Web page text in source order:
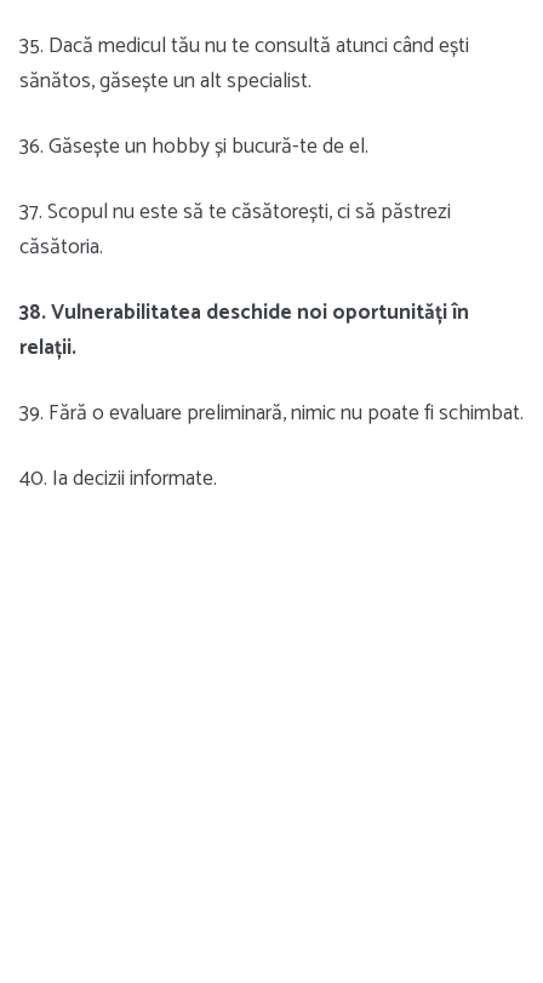
35. Dacă medicul tău nu te consultă atunci când ești
sănătos, găsește un alt specialist.
36. Găsește un hobby și bucură-te de el.
37. Scopul nu este să te căsătorești, ci să păstrezi
căsătoria.
38. Vulnerabilitatea deschide noi oportunități în
relații.
39. Fără o evaluare preliminară, nimic nu poate fi schimbat.
40. Ia decizii informate.